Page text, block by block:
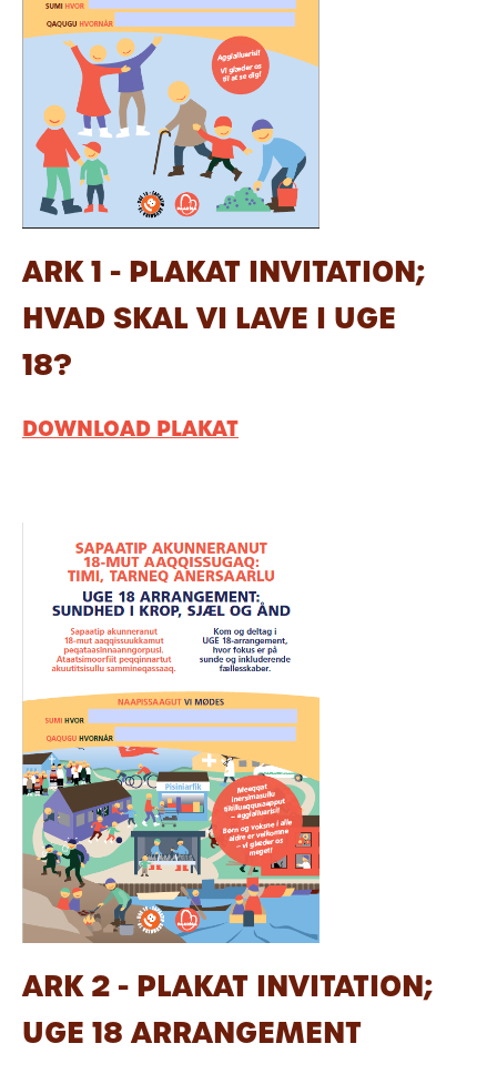
ARK 1 - PLAKAT INVITATION;
HVAD SKAL VI LAVE I UGE
18?
DOWNLOAD PLAKAT
ARK 2 - PLAKAT INVITATION;
UGE 18 ARRANGEMENT